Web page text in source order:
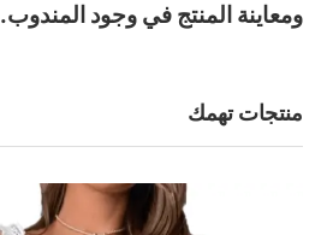
ومعاينة المنتج في وجود المندوب.
منتجات تهمك